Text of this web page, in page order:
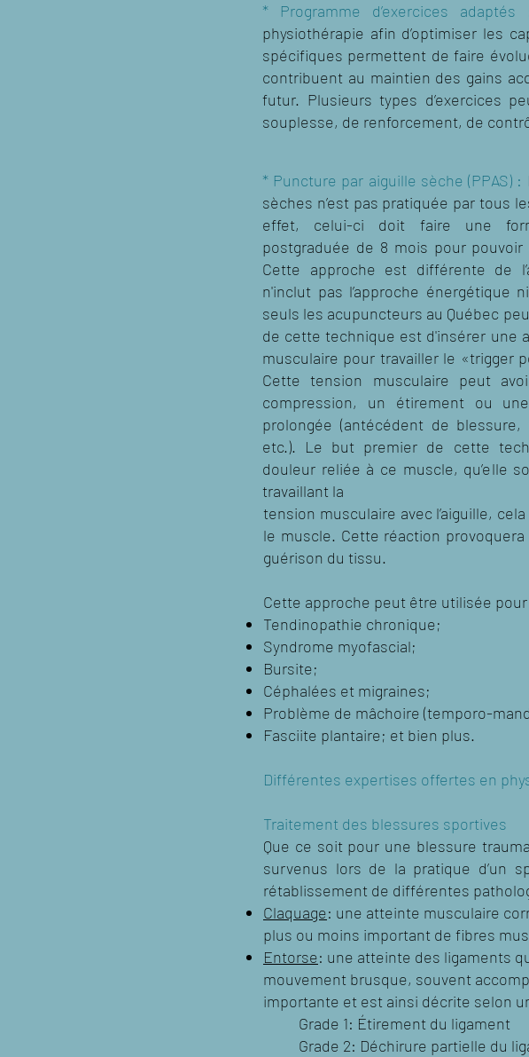
* Programme d’exercices adaptés
physiothérapie afin d’optimiser les
spécifiques permettent de faire
contribuent au maintien des gains
futur. Plusieurs types d’exercices
souplesse, de renforcement, de
* Puncture par aiguille sèche (PPAS) :
sèches n’est pas pratiquée par tous
effet, celui-ci doit faire une
postgraduée de 8 mois pour
Cette approche est différente de
n'inclut pas l’approche énergétique
seuls les acupuncteurs au Québec
de cette technique est d'insérer une
musculaire pour travailler le «trigger
Cette tension musculaire peut
compression, un étirement ou
prolongée (antécédent de
etc.). Le but premier de cette
douleur reliée à ce muscle, qu’elle
travaillant la
tension musculaire avec l’aiguille,
le muscle. Cette réaction
guérison du tissu.
Cette approche peut être utilisée
Tendinopathie chronique;
Syndrome myofascial;
Bursite;
Céphalées et migraines;
Problème de mâchoire (temporo-
Fasciite plantaire; et bien plus.
Différentes expertises offertes en
Traitement des blessures sportives
Que ce soit pour une blessure
survenus lors de la pratique d’un
rétablissement de différentes
Claquage: une atteinte musculaire
plus ou moins important de fibres
Entorse: une atteinte des ligaments
mouvement brusque, souvent
importante et est ainsi décrite selon
Grade 1: Étirement du ligament
Grade 2: Déchirure partielle du